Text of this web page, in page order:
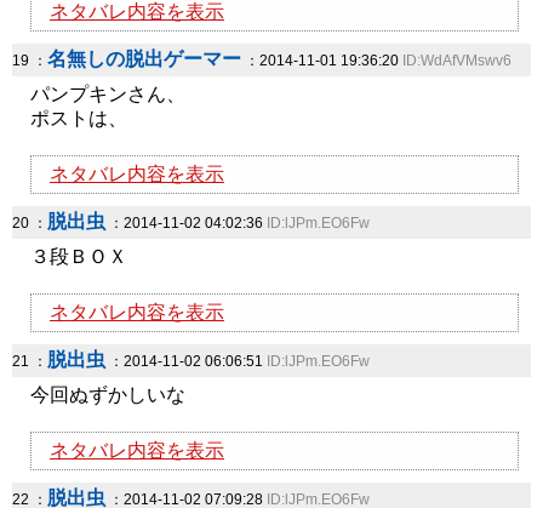
ネタバレ内容を表示
19 ： 名無しの脱出ゲーマー ：2014-11-01 19:36:20 ID:WdAfVMswv6
パンプキンさん、
ポストは、
ネタバレ内容を表示
20 ： 脱出虫 ：2014-11-02 04:02:36 ID:lJPm.EO6Fw
３段ＢＯＸ
ネタバレ内容を表示
21 ： 脱出虫 ：2014-11-02 06:06:51 ID:lJPm.EO6Fw
今回ぬずかしいな
ネタバレ内容を表示
22 ： 脱出虫 ：2014-11-02 07:09:28 ID:lJPm.EO6Fw